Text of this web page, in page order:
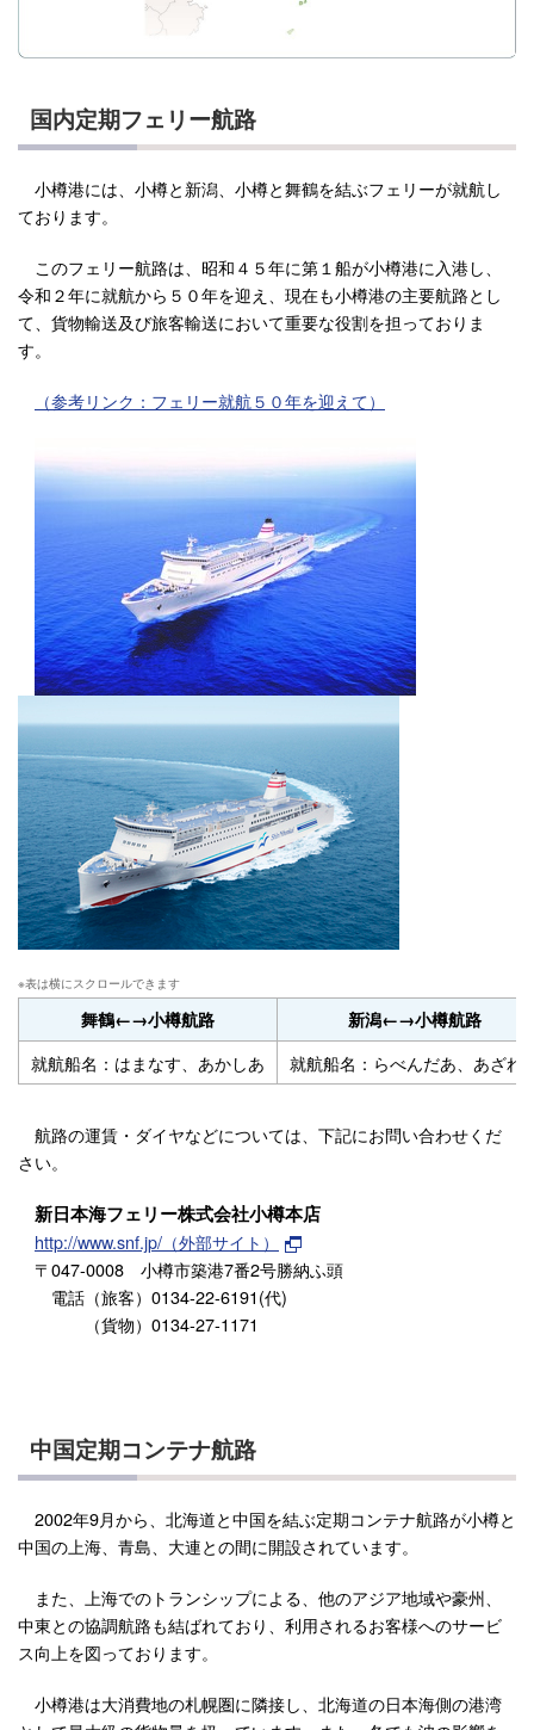
国内定期フェリー航路
小樽港には、小樽と新潟、小樽と舞鶴を結ぶフェリーが就航し
ております。
このフェリー航路は、昭和４５年に第１船が小樽港に入港し、
令和２年に就航から５０年を迎え、現在も小樽港の主要航路とし
て、貨物輸送及び旅客輸送において重要な役割を担っておりま
す。
（参考リンク：フェリー就航５０年を迎えて）
舞鶴←→小樽航路 新潟←→小樽航路
就航船名：はまなす、あかしあ 就航船名：らべんだあ、あざれ
航路の運賃・ダイヤなどについては、下記にお問い合わせくだ
さい。
新日本海フェリー株式会社小樽本店
http://www.snf.jp/（外部サイト）
〒047-0008 小樽市築港7番2号勝納ふ頭
電話（旅客）0134-22-6191(代)
（貨物）0134-27-1171
中国定期コンテナ航路
2002年9月から、北海道と中国を結ぶ定期コンテナ航路が小樽と
中国の上海、青島、大連との間に開設されています。
また、上海でのトランシップによる、他のアジア地域や豪州、
中東との協調航路も結ばれており、利用されるお客様へのサービ
ス向上を図っております。
小樽港は大消費地の札幌圏に隣接し、北海道の日本海側の港湾